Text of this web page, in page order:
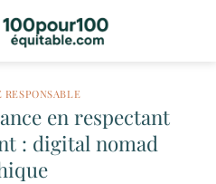
RESPONSABLE
en respectant
: digital nomad